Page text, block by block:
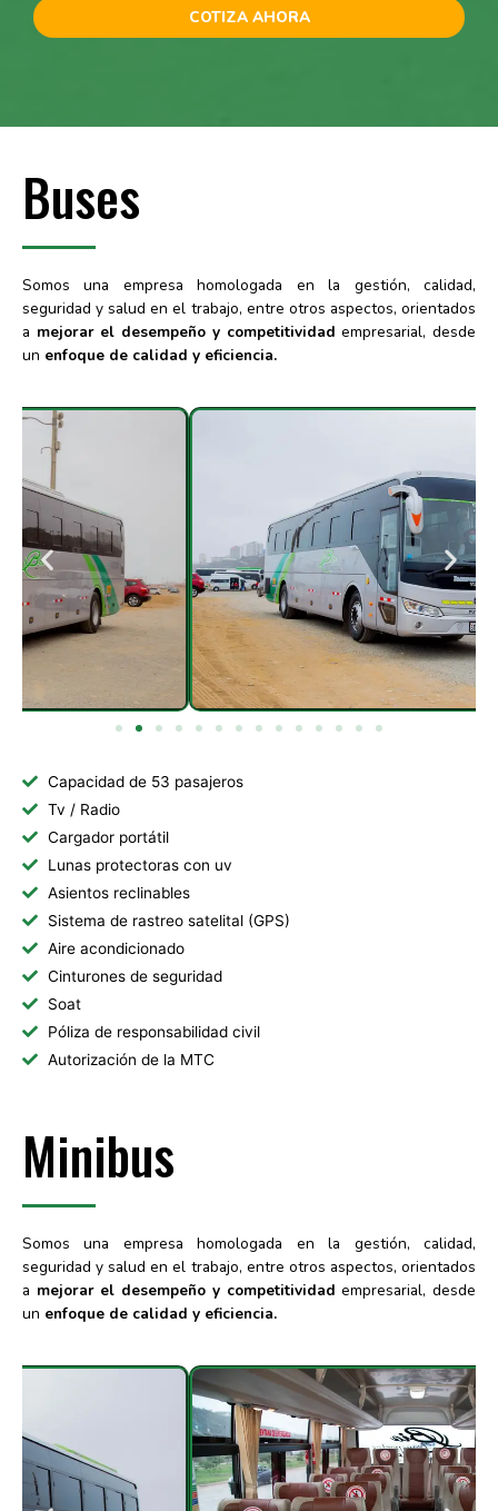
COTIZA AHORA
Buses
Somos una empresa homologada en la gestión, calidad,
seguridad y salud en el trabajo, entre otros aspectos, orientados
a mejorar el desempeño y competitividadempresarial, desde
un enfoque de calidad y eficiencia.
Capacidad de 53 pasajeros
Tv / Radio
Cargador portátil
Lunas protectoras con uv
Asientos reclinables
Sistema de rastreo satelital (GPS)
Aire acondicionado
Cinturones de seguridad
Soat
Póliza de responsabilidad civil
Autorización de la MTC
Minibus
Somos una empresa homologada en la gestión, calidad,
seguridad y salud en el trabajo, entre otros aspectos, orientados
a mejorar el desempeño y competitividadempresarial, desde
un enfoque de calidad y eficiencia.